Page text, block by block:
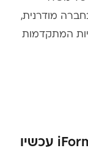
מודרנית,
המתקדמות